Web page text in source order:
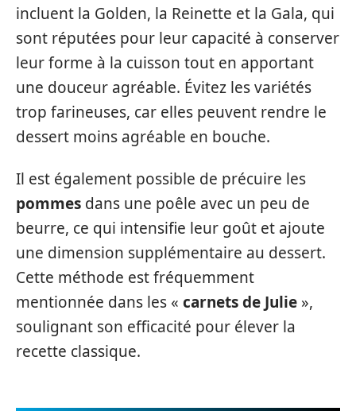
incluent la Golden, la Reinette et la Gala, qui
sont réputées pour leur capacité à conserver
leur forme à la cuisson tout en apportant
une douceur agréable. Évitez les variétés
trop farineuses, car elles peuvent rendre le
dessert moins agréable en bouche.
Il est également possible de précuire les
pommes dans une poêle avec un peu de
beurre, ce qui intensifie leur goût et ajoute
une dimension supplémentaire au dessert.
Cette méthode est fréquemment
mentionnée dans les « carnets de Julie »,
soulignant son efficacité pour élever la
recette classique.